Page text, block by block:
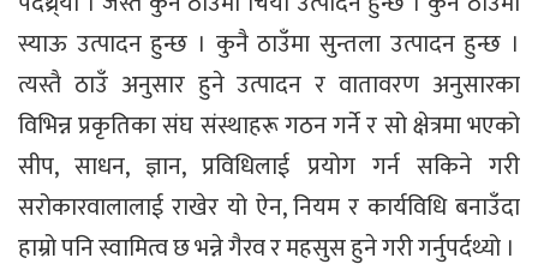
स्याऊ उत्पादन हुन्छ । कुनै ठाउँमा सुन्तला उत्पादन हुन्छ ।
त्यस्तै ठाउँ अनुसार हुने उत्पादन र वातावरण अनुसारका
विभिन्न प्रकृतिका संघ संस्थाहरू गठन गर्ने र सो क्षेत्रमा भएको
सीप, साधन, ज्ञान, प्रविधिलाई प्रयोग गर्न सकिने गरी
सरोकारवालालाई राखेर यो ऐन, नियम र कार्यविधि बनाउँदा
हाम्रो पनि स्वामित्व छ भन्ने गैरव र महसुस हुने गरी गर्नुपर्दथ्यो ।